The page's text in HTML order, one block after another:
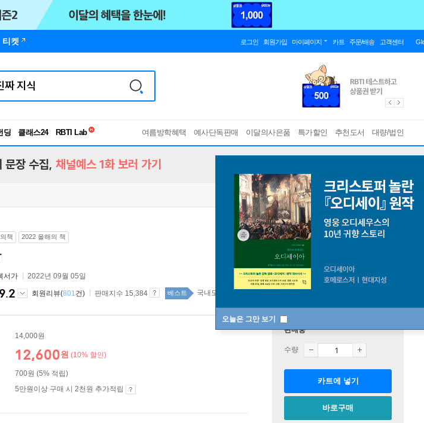
티켓 로그인 회원가입 마이페이지 카트 주문/배송 고객센터
딩 클래스24
독서유형검사
여름방학혜택 예사단독판매 이달의사은품 특가할인 추천도서 대량/법인
오늘은 그만 보기
문장 수집, 채널예스 1화 보러 가기
책 2022 올해의 책
서가 2022년 09월 05일
9.2 회원리뷰(801건) 판매지수 15,384 베스트 국내도서 1위 2주
14,000원
12,600원 (10% 할인)
700원 (5% 적립)
5만원이상 구매 시 2천원 추가적립
판매중
수량
카트에 넣기
바로구매